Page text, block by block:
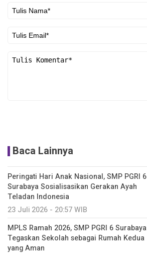
Baca Lainnya
Peringati Hari Anak Nasional, SMP PGRI 6
Surabaya Sosialisasikan Gerakan Ayah
Teladan Indonesia
23 Juli 2026 - 20:57 WIB
MPLS Ramah 2026, SMP PGRI 6 Surabaya
Tegaskan Sekolah sebagai Rumah Kedua
yang Aman